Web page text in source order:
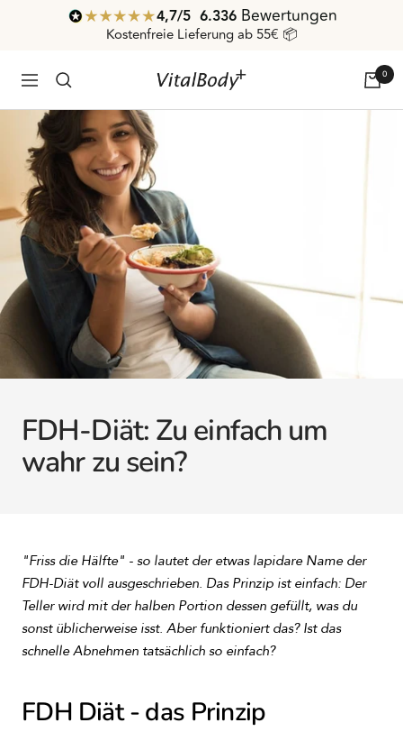
4,7/ 5 6.336 Bewertungen
Kostenfreie Lieferung ab 55€ 📦
Navigation VitalBodyPLUS.de 0
FDH-Diät: Zu einfach um
wahr zu sein?
"Friss die Hälfte" - so lautet der etwas lapidare Name der
FDH-Diät voll ausgeschrieben. Das Prinzip ist einfach: Der
Teller wird mit der halben Portion dessen gefüllt, was du
sonst üblicherweise isst. Aber funktioniert das? Ist das
schnelle Abnehmen tatsächlich so einfach?
FDH Diät - das Prinzip